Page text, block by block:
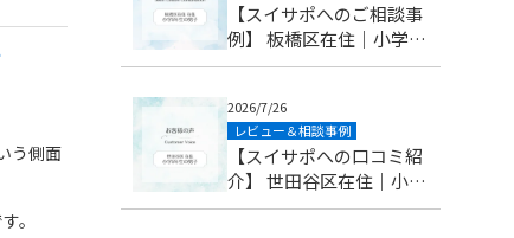
う側面
。
【スイサポへのご相談事
例】 板橋区在住｜小学5
年生(10歳)の男の子
2026/7/26
レビュー＆相談事例
【スイサポへの口コミ紹
介】 世田谷区在住｜小学
5年生(10歳)の男子